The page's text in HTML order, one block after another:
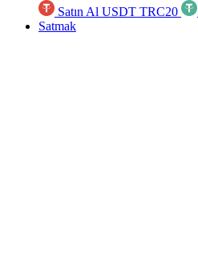
Satın Al USDT TRC20
Satmak